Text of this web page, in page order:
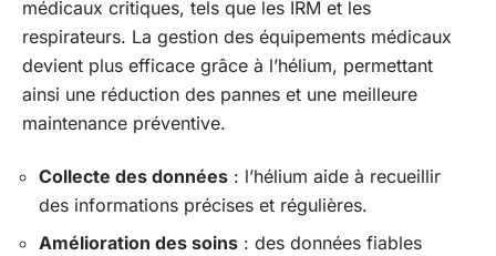
médicaux critiques, tels que les IRM et les
respirateurs. La gestion des équipements médicaux
devient plus efficace grâce à l’hélium, permettant
ainsi une réduction des pannes et une meilleure
maintenance préventive.
Collecte des données : l’hélium aide à recueillir
des informations précises et régulières.
Amélioration des soins : des données fiables